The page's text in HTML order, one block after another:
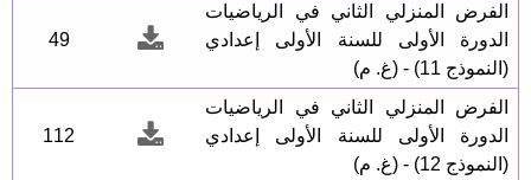
الفرض المنزلي الثاني في الرياضيات
الدورة الأولى للسنة الأولى إعدادي
(النموذج 11) - (غ. م)
49
الفرض المنزلي الثاني في الرياضيات
الدورة الأولى للسنة الأولى إعدادي
(النموذج 12) - (غ. م)
112